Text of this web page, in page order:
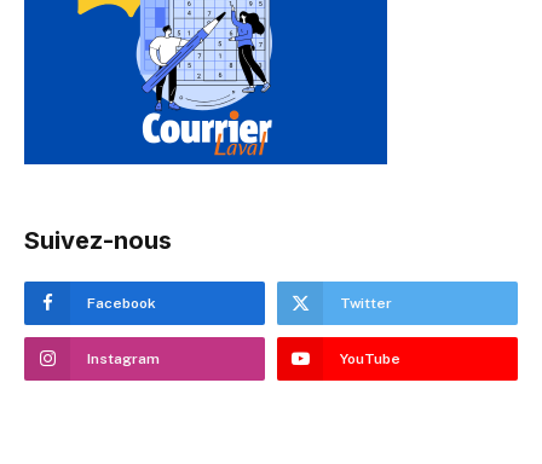
Suivez-nous
Facebook Twitter
Instagram YouTube